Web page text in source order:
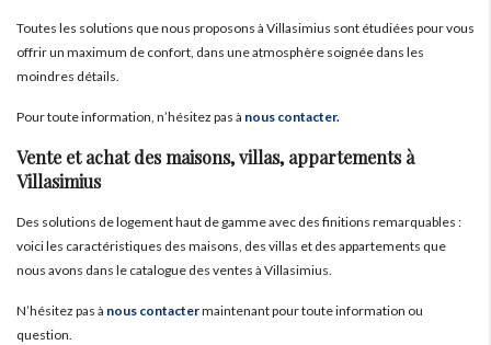
Toutes les solutions que nous proposons à Villasimius sont étudiées pour vous
offrir un maximum de confort, dans une atmosphère soignée dans les
moindres détails.
Pour toute information, n’hésitez pas à nous contacter.
Vente et achat des maisons, villas, appartements à
Villasimius
Des solutions de logement haut de gamme avec des finitions remarquables :
voici les caractéristiques des maisons, des villas et des appartements que
nous avons dans le catalogue des ventes à Villasimius.
N’hésitez pas à nous contactermaintenant pour toute information ou
question.